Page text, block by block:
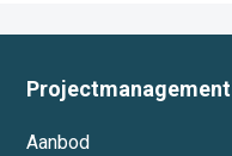
Projectmanagement
Aanbod